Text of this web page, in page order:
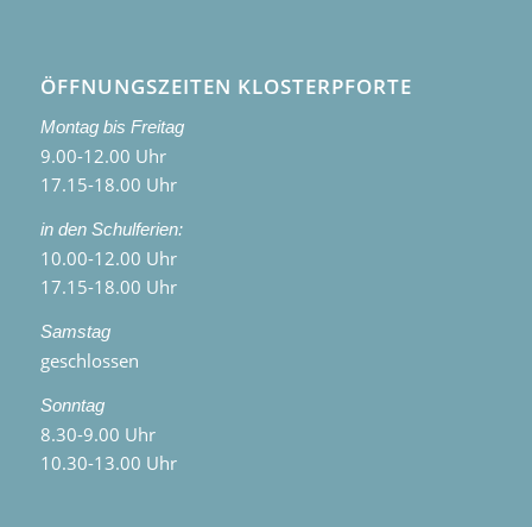
ÖFFNUNGSZEITEN KLOSTERPFORTE
Montag bis Freitag
9.00-12.00 Uhr
17.15-18.00 Uhr
in den Schulferien:
10.00-12.00 Uhr
17.15-18.00 Uhr
Samstag
geschlossen
Sonntag
8.30-9.00 Uhr
10.30-13.00 Uhr